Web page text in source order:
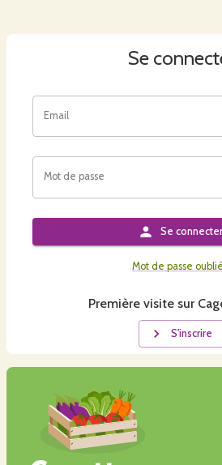
Se
Email
Mot de passe
Se connecter
Mot de passe
Première visite sur
S'inscrire